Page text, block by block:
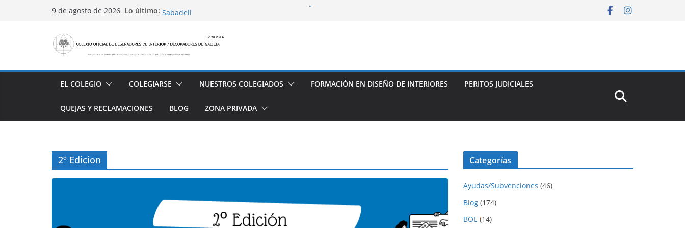
9 de agosto de 2026 Lo último: Conviértete en PROfesional con el CODDIG y Banco
Sabadell
alojamiento y restauración
4 Ed. Premios de Diseño de Interior
Casa Decor 2025, los espacios de este año
San Marcial 2025
EL COLEGIO
COLEGIARSE NUESTROS COLEGIADOS FORMACIÓN EN DISEÑO DE INTERIORES PERITOS JUDICIALES
QUEJAS Y RECLAMACIONES BLOG ZONA PRIVADA
2º Edicion Categorías
Ayudas/Subvenciones (46)
Blog (174)
BOE (14)